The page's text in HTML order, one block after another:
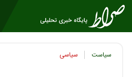
سیاست سیاسی